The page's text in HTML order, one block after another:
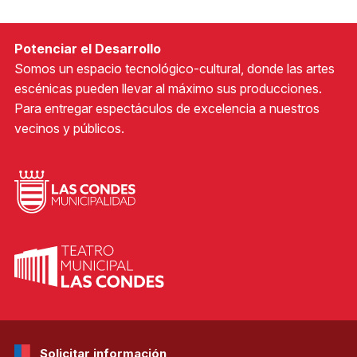
Potenciar el Desarrollo
Somos un espacio tecnológico-cultural, donde las artes
escénicas pueden llevar al máximo sus producciones.
Para entregar espectáculos de excelencia a nuestros
vecinos y públicos.
Solicitar información